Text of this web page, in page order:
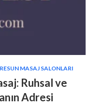
MASAJ SALONLARI
Ruhsal ve
Adresi